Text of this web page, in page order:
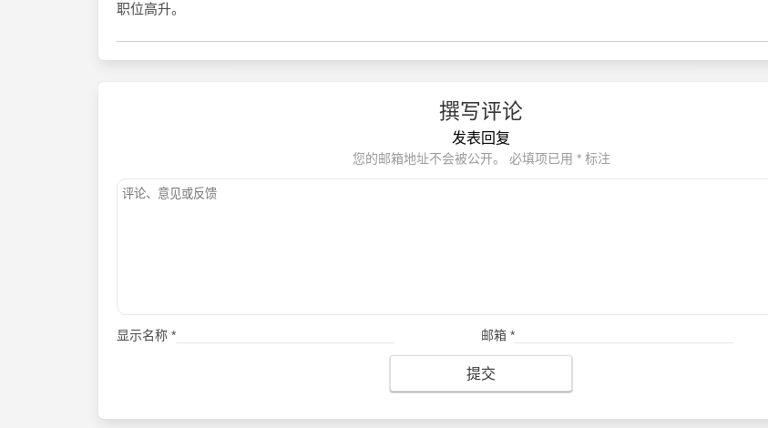
职位高升。
撰写评论
发表回复
您的邮箱地址不会被公开。 必填项已用 *标注
显示名称 * 邮箱 *
提交